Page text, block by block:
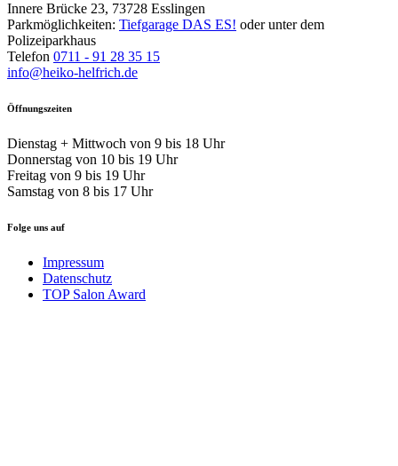
Innere Brücke 23, 73728 Esslingen
Parkmöglichkeiten: Tiefgarage DAS ES! oder unter dem
Polizeiparkhaus
Telefon 0711 - 91 28 35 15
info@heiko-helfrich.de
Öffnungszeiten
Dienstag + Mittwoch von 9 bis 18 Uhr
Donnerstag von 10 bis 19 Uhr
Freitag von 9 bis 19 Uhr
Samstag von 8 bis 17 Uhr
Folge uns auf
Impressum
Datenschutz
TOP Salon Award